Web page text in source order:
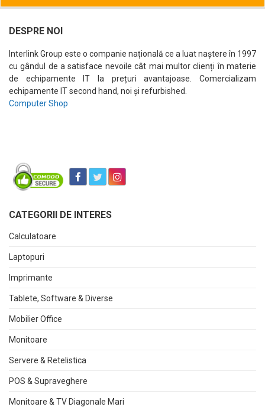
DESPRE NOI
Interlink Group este o companie națională ce a luat naștere în 1997
cu gândul de a satisface nevoile cât mai multor clienți în materie
de echipamente IT la prețuri avantajoase. Comercializam
echipamente IT second hand, noi și refurbished.
Computer Shop
CATEGORII DE INTERES
Calculatoare
Laptopuri
Imprimante
Tablete, Software & Diverse
Mobilier Office
Monitoare
Servere & Retelistica
POS & Supraveghere
Monitoare & TV Diagonale Mari